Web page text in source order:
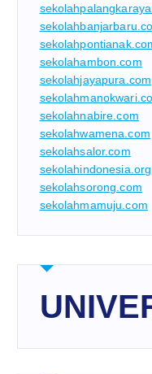
sekolahambon.com
sekolahjayapura.com
sekolahnabire.com
sekolahwamena.com
sekolahsalor.com
sekolahindonesia.org
sekolahsorong.com
sekolahmamuju.com